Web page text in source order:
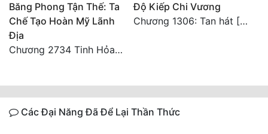
Băng Phong Tận Thế: Ta
Chế Tạo Hoàn Mỹ Lãnh
Địa
Chương 2734 Tinh Hỏa (Đại kết cục) (2)
Độ Kiếp Chi Vương
Chương 1306: Tan hát [Đại Kết Cục]
Các Đại Năng Đã Để Lại Thần Thức